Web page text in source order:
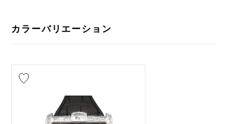
カラーバリエーション